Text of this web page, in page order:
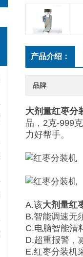
产品介绍：
品牌
大剂量红枣分
品，2克-999
力好帮手。
A.该大剂量红
B.智能调速无
C.电脑智能清
D.超重报警，
E.红枣分装机